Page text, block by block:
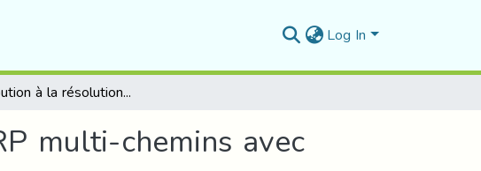
Log In
Contribution à la résolution du problème VRP multi-chemins avec incertitude
multi-chemins avec